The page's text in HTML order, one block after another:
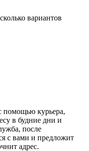
вариантов
помощью курьера,
в будние дни и
после
с вами и предложит
адрес.